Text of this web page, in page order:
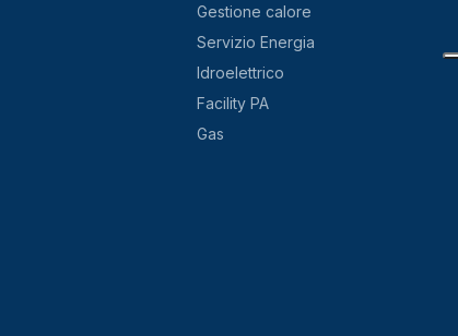
Gestione calore
Servizio Energia
Idroelettrico
Facility PA
Gas